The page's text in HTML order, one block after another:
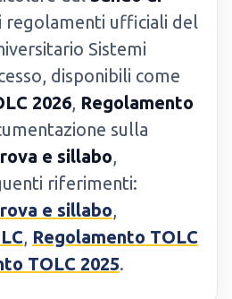
regolamenti ufficiali del
Sistemi
disponibili come
2026, Regolamento
sulla
e sillabo,
riferimenti:
e sillabo,
, Regolamento TOLC
TOLC 2025.